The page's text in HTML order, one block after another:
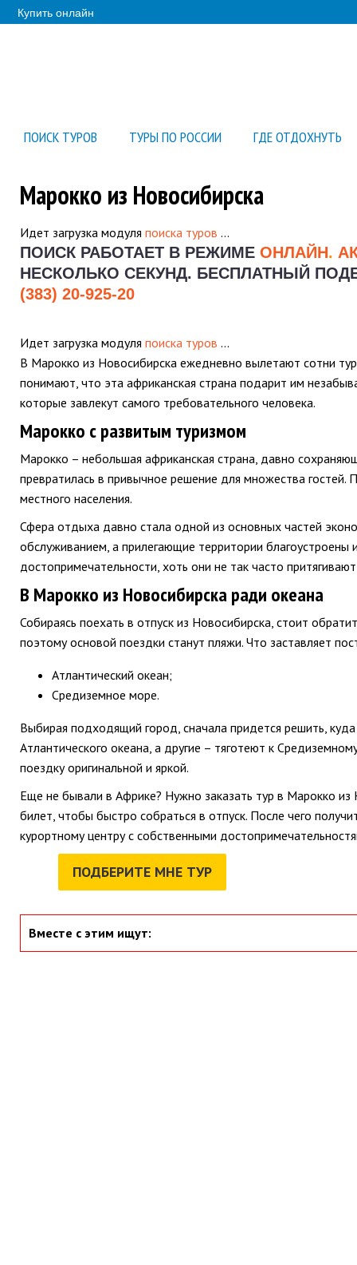
Купить онлайн
ПОИСК ТУРОВ ТУРЫ ПО РОССИИ ГДЕ ОТДОХНУТЬ
Марокко из Новосибирска
Идет загрузка модуля поиска туров …
ПОИСК РАБОТАЕТ В РЕЖИМЕ ОНЛАЙН.
НЕСКОЛЬКО СЕКУНД. БЕСПЛАТНЫЙ
(383) 20-925-20
Идет загрузка модуля поиска туров …
В Марокко из Новосибирска ежедневно вылетают сотни
понимают, что эта африканская страна подарит им
которые завлекут самого требовательного человека.
Марокко с развитым туризмом
Марокко – небольшая африканская страна, давно
превратилась в привычное решение для множества
местного населения.
Сфера отдыха давно стала одной из основных частей
обслуживанием, а прилегающие территории
достопримечательности, хоть они не так часто
В Марокко из Новосибирска ради океана
Собираясь поехать в отпуск из Новосибирска, стоит
поэтому основой поездки станут пляжи. Что заставляет
Атлантический океан;
Средиземное море.
Выбирая подходящий город, сначала придется решить,
Атлантического океана, а другие – тяготеют к
поездку оригинальной и яркой.
Еще не бывали в Африке? Нужно заказать тур в Марокко
билет, чтобы быстро собраться в отпуск. После чего
курортному центру с собственными
ПОДБЕРИТЕ МНЕ ТУР
Вместе с этим ищут: